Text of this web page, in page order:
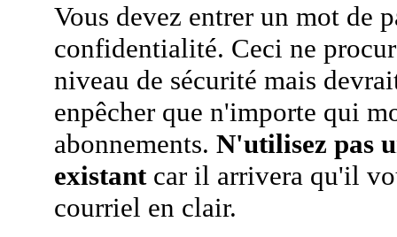
Vous devez entrer un mot de
confidentialité. Ceci ne
niveau de sécurité mais
enpêcher que n'importe qui
abonnements. N'utilisez pas
existantcar il arrivera qu'il
courriel en clair.